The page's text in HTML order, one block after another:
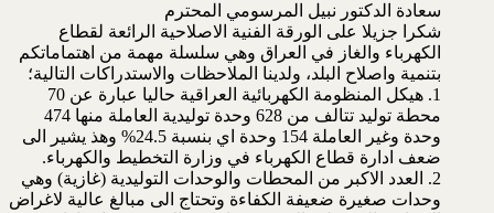
سعادة الدكتور نبيل المرسومي المحترم
شكرا جزيلا على الورقة الفنية الاصلاحية الرائعة لقطاع
الكهرباء والغاز في العراق وهي سلسلة مهمة من اهتماماتكم
بتنمية واصلاح البلد، ولدينا الملاحظات والاستدراكات التالية؛
1. هيكل المنظومة الكهربائية العراقية حاليا عبارة عن 70
محطة توليد تتالف من 628 وحدة توليدية العاملة منها 474
وحدة وغير العاملة 154 وحدة اي بنسبة 24.5% وهذ يشير الى
ضعف ادارة قطاع الكهرباء في وزارة التخطيط والكهرباء.
2. العدد الاكبر من المحطات والوحدات التوليدية (غازية) وهي
وحدات صغيرة ضعيفة الكفاءة وتحتاج الى مبالغ عالية لاغراض